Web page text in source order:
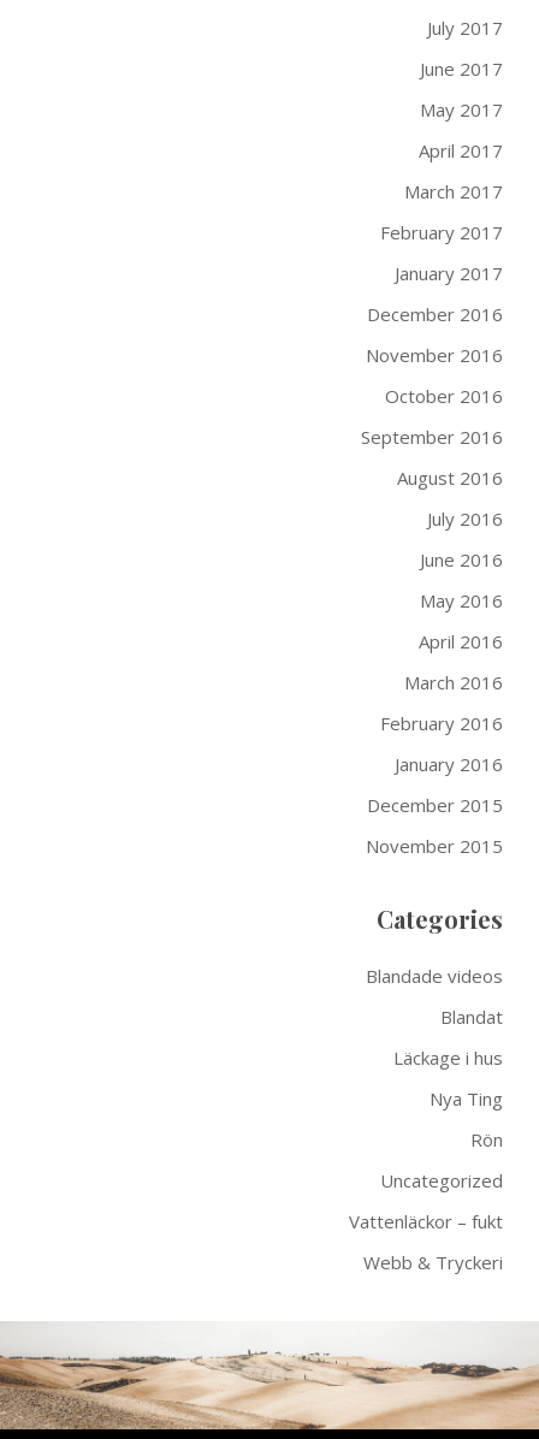
July 2017
June 2017
May 2017
April 2017
March 2017
February 2017
January 2017
December 2016
November 2016
October 2016
September 2016
August 2016
July 2016
June 2016
May 2016
April 2016
March 2016
February 2016
January 2016
December 2015
November 2015
Categories
Blandade videos
Blandat
Läckage i hus
Nya Ting
Rön
Uncategorized
Vattenläckor – fukt
Webb & Tryckeri